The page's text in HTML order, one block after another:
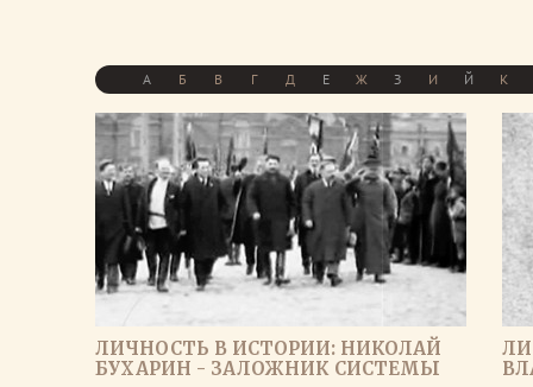
А Б В Г Д Е Ж З И Й К
ЛИЧНОСТЬ В ИСТОРИИ: НИКОЛАЙ
БУХАРИН - ЗАЛОЖНИК СИСТЕМЫ